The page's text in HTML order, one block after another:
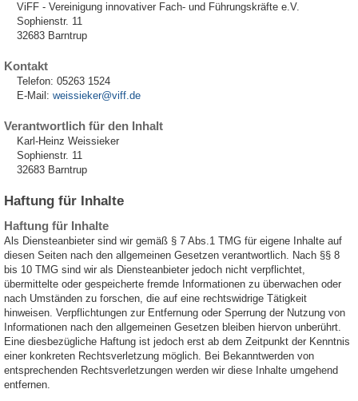
ViFF - Vereinigung innovativer Fach- und Führungskräfte e.V.
Sophienstr. 11
32683 Barntrup
Kontakt
Telefon: 05263 1524
E-Mail: weissieker@viff.de
Verantwortlich für den Inhalt
Karl-Heinz Weissieker
Sophienstr. 11
32683 Barntrup
Haftung für Inhalte
Haftung für Inhalte
Als Diensteanbieter sind wir gemäß § 7 Abs.1 TMG für eigene Inhalte auf
diesen Seiten nach den allgemeinen Gesetzen verantwortlich. Nach §§ 8
bis 10 TMG sind wir als Diensteanbieter jedoch nicht verpflichtet,
übermittelte oder gespeicherte fremde Informationen zu überwachen oder
nach Umständen zu forschen, die auf eine rechtswidrige Tätigkeit
hinweisen. Verpflichtungen zur Entfernung oder Sperrung der Nutzung von
Informationen nach den allgemeinen Gesetzen bleiben hiervon unberührt.
Eine diesbezügliche Haftung ist jedoch erst ab dem Zeitpunkt der Kenntnis
einer konkreten Rechtsverletzung möglich. Bei Bekanntwerden von
entsprechenden Rechtsverletzungen werden wir diese Inhalte umgehend
entfernen.